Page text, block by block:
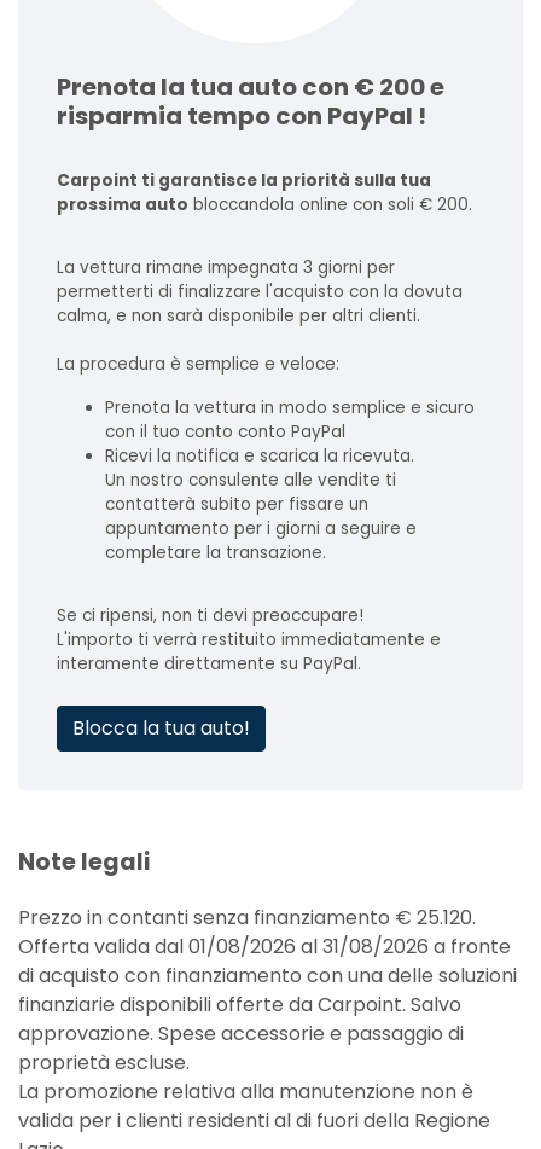
Prenota la tua auto con € 200 e
risparmia tempo con PayPal !
Carpoint ti garantisce la priorità sulla tua
prossima auto bloccandola online con soli € 200.
La vettura rimane impegnata 3 giorni per
permetterti di finalizzare l'acquisto con la dovuta
calma, e non sarà disponibile per altri clienti.
La procedura è semplice e veloce:
Prenota la vettura in modo semplice e sicuro
con il tuo conto conto PayPal
Ricevi la notifica e scarica la ricevuta.
Un nostro consulente alle vendite ti
contatterà subito per fissare un
appuntamento per i giorni a seguire e
completare la transazione.
Se ci ripensi, non ti devi preoccupare!
L'importo ti verrà restituito immediatamente e
interamente direttamente su PayPal.
Blocca la tua auto!
Note legali
Prezzo in contanti senza finanziamento € 25.120.
Offerta valida dal 01/08/2026 al 31/08/2026 a fronte
di acquisto con finanziamento con una delle soluzioni
finanziarie disponibili offerte da Carpoint. Salvo
approvazione. Spese accessorie e passaggio di
proprietà escluse.
La promozione relativa alla manutenzione non è
valida per i clienti residenti al di fuori della Regione